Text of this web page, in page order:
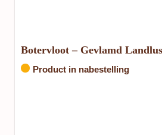
Botervloot – Gevlamd
Product in nabestelling